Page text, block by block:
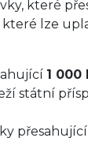
které
které lze
1 000
státní
přesahující